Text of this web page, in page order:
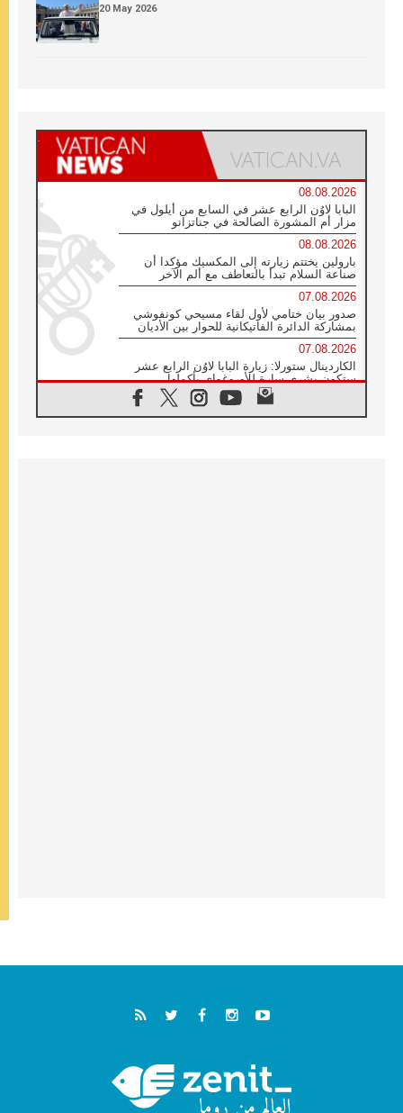
20 May 2026
08.08.2026
البابا لاوُن الرابع عشر في السابع من أيلول في
مزار أم المشورة الصالحة في جناتزانو
08.08.2026
بارولين يختتم زيارته إلى المكسيك مؤكدا أن
صناعة السلام تبدأ بالتعاطف مع ألم الآخر
07.08.2026
صدور بيان ختامي لأول لقاء مسيحي كونفوشي
بمشاركة الدائرة الفاتيكانية للحوار بين الأديان
07.08.2026
الكاردينال ستورلا: زيارة البابا لاوُن الرابع عشر
ستكون بشرى سارة للأوروغواي بأكملها
الفاتيكان يعلن برنامج الزيارة الرسولية للبابا لاوُن